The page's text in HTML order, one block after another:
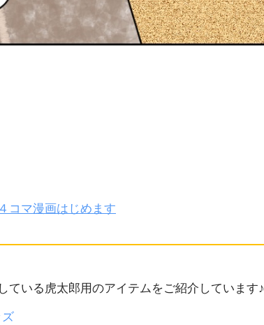
コマ漫画はじめます
ている虎太郎用のアイテムをご紹介しています♪